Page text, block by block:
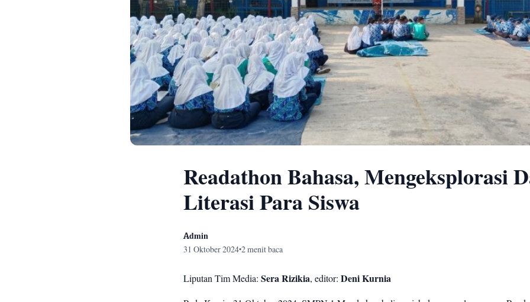
Readathon Bahasa, Mengeksplorasi
Literasi Para Siswa
Admin
31 Oktober 2024•2 menit baca
Liputan Tim Media: Sera Rizikia, editor: Deni Kurnia